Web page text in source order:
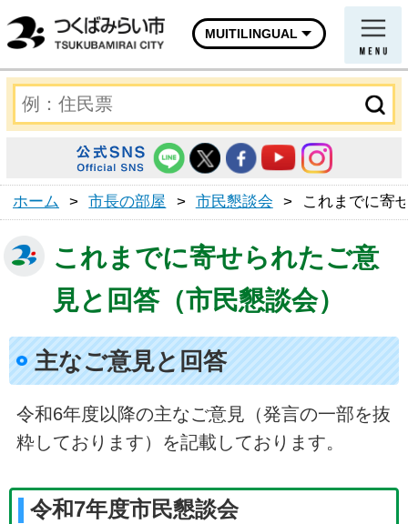
MUITILINGUAL
ホーム > 市長の部屋 > 市民懇談会 > これまでに寄
これまでに寄せられたご意
見と回答（市民懇談会）
主なご意見と回答
令和6年度以降の主なご意見（発言の一部を抜
粋しております）を記載しております。
令和7年度市民懇談会